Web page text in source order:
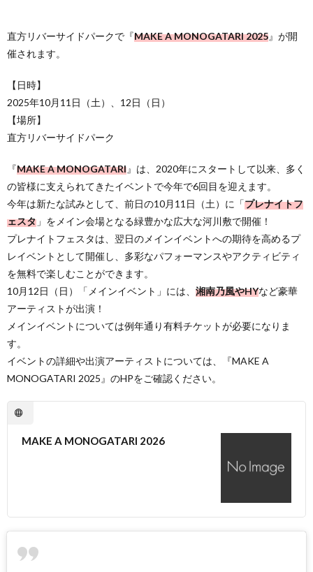
直方リバーサイドパークで『MAKE A MONOGATARI 2025』が開
催されます。
【日時】
2025年10月11日（土）、12日（日）
【場所】
直方リバーサイドパーク
『MAKE A MONOGATARI』は、2020年にスタートして以来、多く
の皆様に支えられてきたイベントで今年で6回目を迎えます。
今年は新たな試みとして、前日の10月11日（土）に「プレナイトフ
ェスタ 」をメイン会場となる緑豊かな広大な河川敷で開催！
プレナイトフェスタは、翌日のメインイベントへの期待を高めるプ
レイベントとして開催し、多彩なパフォーマンスやアクティビティ
を無料で楽しむことができます。
10月12日（日）「メインイベント」には、 湘南乃風やHYなど豪華
アーティストが出演！
メインイベントについては例年通り有料チケットが必要になりま
す。
イベントの詳細や出演アーティストについては、『MAKE A
MONOGATARI 2025』のHPをご確認ください。
MAKE A MONOGATARI 2026